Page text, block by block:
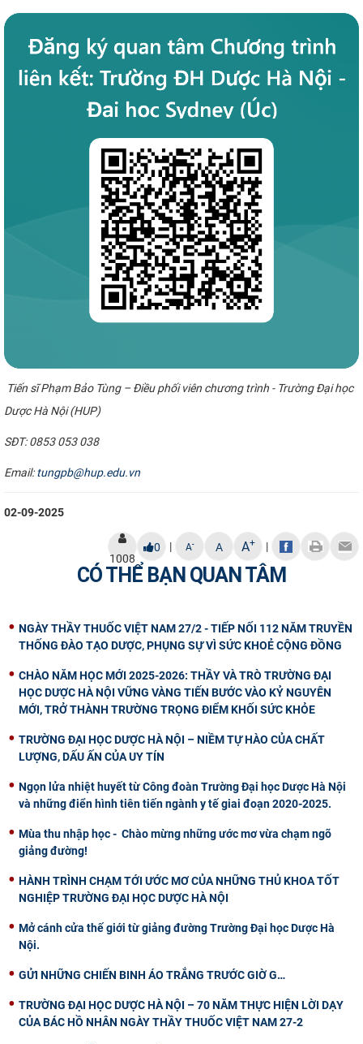
Tiến sĩ Phạm Bảo Tùng – Điều phối viên chương trình - Trường Đại học
Dược Hà Nội (HUP)
SĐT: 0853 053 038
Email:tungpb@hup.edu.vn
02-09-2025
1008
0 | A- A A+ |
CÓ THỂ BẠN QUAN TÂM
NGÀY THẦY THUỐC VIỆT NAM 27/2 - TIẾP NỐI 112 NĂM TRUYỀN
THỐNG ĐÀO TẠO DƯỢC, PHỤNG SỰ VÌ SỨC KHOẺ CỘNG ĐỒNG
CHÀO NĂM HỌC MỚI 2025-2026: THẦY VÀ TRÒ TRƯỜNG ĐẠI
HỌC DƯỢC HÀ NỘI VỮNG VÀNG TIẾN BƯỚC VÀO KỶ NGUYÊN
MỚI, TRỞ THÀNH TRƯỜNG TRỌNG ĐIỂM KHỐI SỨC KHỎE
TRƯỜNG ĐẠI HỌC DƯỢC HÀ NỘI – NIỀM TỰ HÀO CỦA CHẤT
LƯỢNG, DẤU ẤN CỦA UY TÍN
Ngọn lửa nhiệt huyết từ Công đoàn Trường Đại học Dược Hà Nội
và những điển hình tiên tiến ngành y tế giai đoạn 2020-2025.
Mùa thu nhập học - Chào mừng những ước mơ vừa chạm ngõ
giảng đường!
HÀNH TRÌNH CHẠM TỚI ƯỚC MƠ CỦA NHỮNG THỦ KHOA TỐT
NGHIỆP TRƯỜNG ĐẠI HỌC DƯỢC HÀ NỘI
Mở cánh cửa thế giới từ giảng đường Trường Đại học Dược Hà
Nội.
GỬI NHỮNG CHIẾN BINH ÁO TRẮNG TRƯỚC GIỜ G…
TRƯỜNG ĐẠI HỌC DƯỢC HÀ NỘI – 70 NĂM THỰC HIỆN LỜI DẠY
CỦA BÁC HỒ NHÂN NGÀY THẦY THUỐC VIỆT NAM 27-2